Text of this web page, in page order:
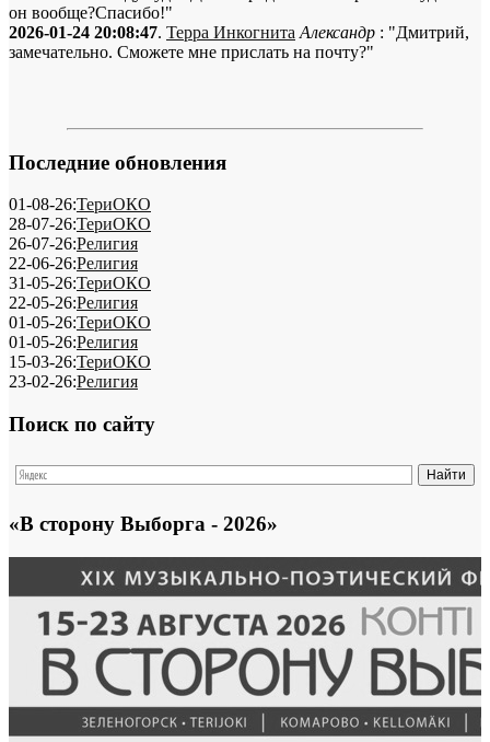
он вообще?Спасибо!"
2026-01-24 20:08:47. Терра Инкогнита Александр : "Дмитрий,
замечательно. Сможете мне прислать на почту?"
Последние обновления
01-08-26:ТериОКО
28-07-26:ТериОКО
26-07-26:Религия
22-06-26:Религия
31-05-26:ТериОКО
22-05-26:Религия
01-05-26:ТериОКО
01-05-26:Религия
15-03-26:ТериОКО
23-02-26:Религия
Поиск по сайту
«В сторону Выборга - 2026»